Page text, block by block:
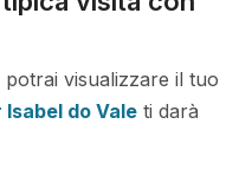
visualizzare il tuo
Isabel do Vale ti darà